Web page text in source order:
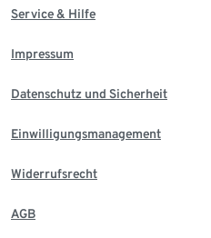
Service & Hilfe
Impressum
Datenschutz und Sicherheit
Einwilligungsmanagement
Widerrufsrecht
AGB